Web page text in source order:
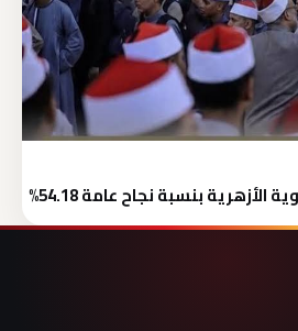
بنسبة نجاح عامة 54.18%